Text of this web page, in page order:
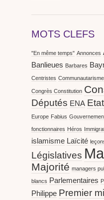
MOTS CLEFS
"En même temps" Annonces
Banlieues Barbares
Centristes Communautarisme
Congrès Constitution
Députés ENA Etat
Europe Fabius
fonctionnaires Héros
islamisme Laïcité
Législatives
Majorité managers
blancs Parlementaires
Philippe Premier